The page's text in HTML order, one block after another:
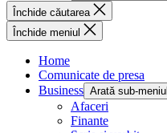
Închide căutarea
Închide meniul
Home
Comunicate de presa
Business Arată sub-meniul
Afaceri
Finante